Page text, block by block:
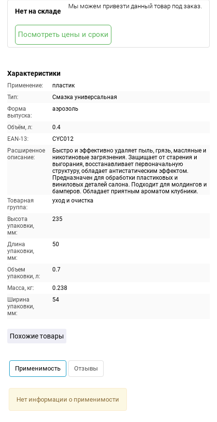
Характеристики
Применение:
пластик
Тип:
Смазка универсальная
Форма
выпуска:
аэрозоль
Объём, л:
0.4
EAN-13:
CYC012
Расширенное
описание:
Быстро и эффективно удаляет пыль, грязь, масляные и
никотиновые загрязнения. Защищает от старения и
выгорания, восстанавливает первоначальную
структуру, обладает антистатическим эффектом.
Предназначен для обработки пластиковых и
виниловых деталей салона. Подходит для молдингов и
бамперов. Обладает приятным ароматом клубники.
Товарная
группа:
уход и очистка
Высота
упаковки,
мм:
235
Длина
упаковки,
мм:
50
Объем
упаковки, л:
0.7
Масса, кг:
0.238
Ширина
упаковки,
мм:
54
Нет на складе
Мы можем привезти данный товар под заказ.
Посмотреть цены и сроки
Похожие товары
Применимость Отзывы
Нет информации о применимости